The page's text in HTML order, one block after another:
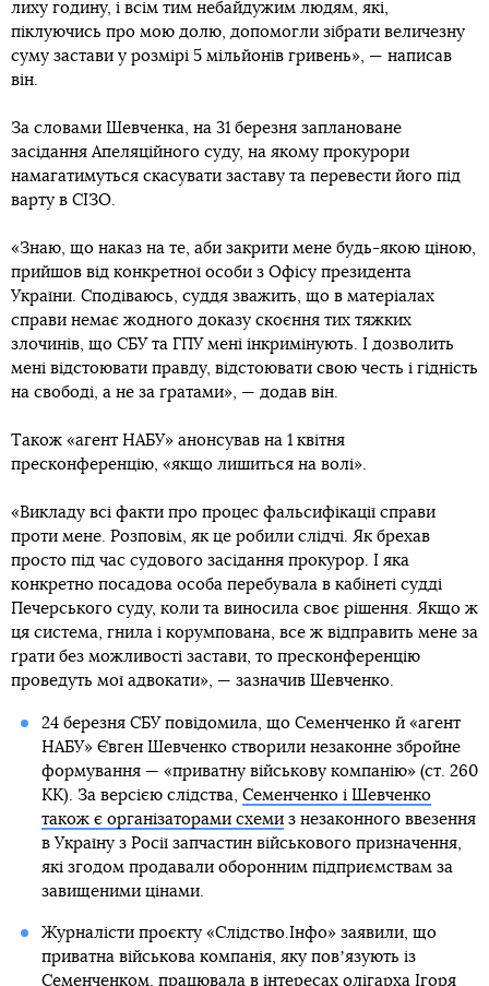
лиху годину, і всім тим небайдужим людям, які,
піклуючись про мою долю, допомогли зібрати величезну
суму застави у розмірі 5 мільйонів гривень», — написав
він.
За словами Шевченка, на 31 березня заплановане
засідання Апеляційного суду, на якому прокурори
намагатимуться скасувати заставу та перевести його під
варту в СІЗО.
«Знаю, що наказ на те, аби закрити мене будь-якою ціною,
прийшов від конкретної особи з Офісу президента
України. Сподіваюсь, суддя зважить, що в матеріалах
справи немає жодного доказу скоєння тих тяжких
злочинів, що СБУ та ГПУ мені інкримінують. І дозволить
мені відстоювати правду, відстоювати свою честь і гідність
на свободі, а не за ґратами», — додав він.
Також «агент НАБУ» анонсував на 1 квітня
пресконференцію, «якщо лишиться на волі».
«Викладу всі факти про процес фальсифікації справи
проти мене. Розповім, як це робили слідчі. Як брехав
просто під час судового засідання прокурор. І яка
конкретно посадова особа перебувала в кабінеті судді
Печерського суду, коли та виносила своє рішення. Якщо ж
ця система, гнила і корумпована, все ж відправить мене за
ґрати без можливості застави, то пресконференцію
проведуть мої адвокати», — зазначив Шевченко.
24 березня СБУ повідомила, що Семенченко й «агент
НАБУ» Євген Шевченко створили незаконне збройне
формування — «приватну військову компанію» (ст. 260
КК). За версією слідства, Семенченко і Шевченко
також є організаторами схемиз незаконного ввезення
в Україну з Росії запчастин військового призначення,
які згодом продавали оборонним підприємствам за
завищеними цінами.
Журналісти проєкту «Слідство.Інфо» заявили, що
приватна військова компанія, яку повʼязують із
Семенченком, працювала в інтересах олігарха Ігоря